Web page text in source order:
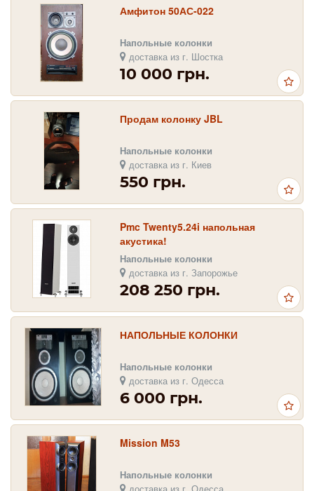
Амфитон 50АС-022
Напольные колонки
доставка из г. Шостка
10 000 грн.
Продам колонку JBL
Напольные колонки
доставка из г. Киев
550 грн.
Pmc Twenty5.24i напольная
акустика!
Напольные колонки
доставка из г. Запорожье
208 250 грн.
НАПОЛЬНЫЕ КОЛОНКИ
Напольные колонки
доставка из г. Одесса
6 000 грн.
Mission M53
Напольные колонки
доставка из г. Одесса